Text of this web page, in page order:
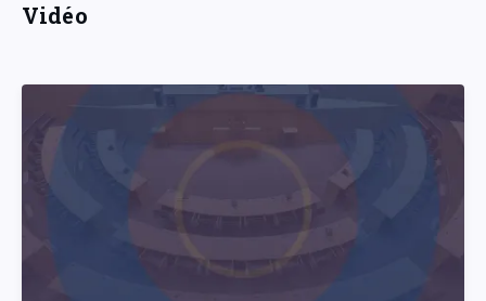
Vidéo